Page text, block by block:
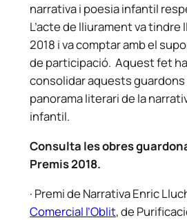
narrativa i poesia infantil
L’acte de lliurament va tindre
2018 i va comptar amb el
de participació. Aquest fet
consolidar aquests guardons
panorama literari de la
infantil.
Consulta les obres
Premis 2018.
· Premi de Narrativa Enric
Comercial l’Oblit, de